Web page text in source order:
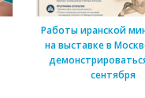
Работы иранской
на выставке в
сентября